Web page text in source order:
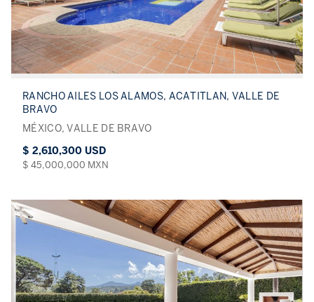
RANCHO AILES LOS ALAMOS, ACATITLAN, VALLE DE
BRAVO
MÉXICO, VALLE DE BRAVO
$ 2,610,300 USD
$ 45,000,000 MXN